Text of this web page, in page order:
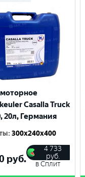
Casalla Truck
20л, Германия
:300x240x400
руб.
4 733
руб.
в Сплит